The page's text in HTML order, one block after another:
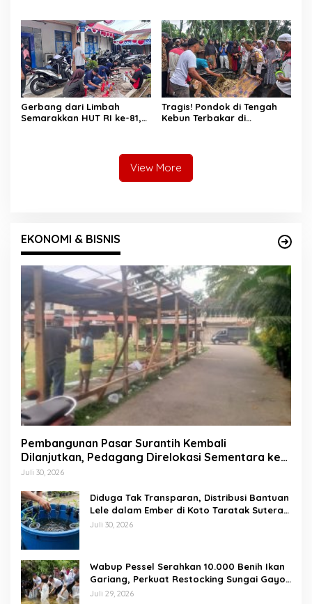
Selatan
Gerbang dari Limbah
Semarakkan HUT RI ke-81,
Tragis! Pondok di Tengah
Kebun Terbakar di
View More
EKONOMI & BISNIS
Pembangunan Pasar Surantih Kembali
Dilanjutkan, Pedagang Direlokasi Sementara ke
Lapangan Gadih Basanai
Juli 30, 2026
Diduga Tak Transparan, Distribusi Bantuan
Lele dalam Ember di Koto Taratak Sutera
Tuai Sorotan Warga
Juli 30, 2026
Wabup Pessel Serahkan 10.000 Benih Ikan
Gariang, Perkuat Restocking Sungai Gayo
demi Kelestarian Perairan
Juli 29, 2026